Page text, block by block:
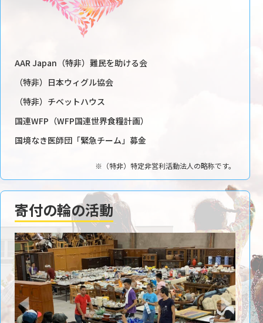
AAR Japan（特非）難民を助ける会
（特非）日本ウィグル協会
（特非）チベットハウス
国連WFP（WFP国連世界食糧計画）
国境なき医師団「緊急チーム」募金
※（特非）特定非営利活動法人の略称です。
寄付の輪の活動